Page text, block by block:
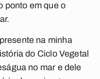
ponto em que o
na minha
do Ciclo Vegetal
no mar e dele